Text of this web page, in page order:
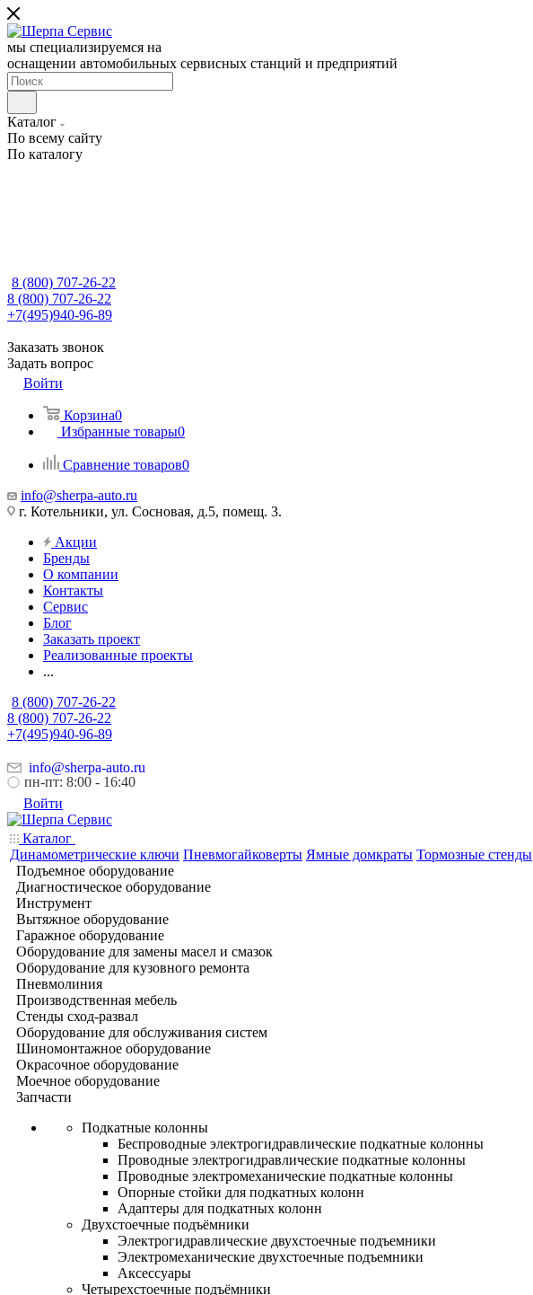
мы специализируемся на
оснащении автомобильных сервисных станций и предприятий
Каталог
По всему сайту
По каталогу
8 (800) 707-26-22
8 (800) 707-26-22
+7(495)940-96-89
Заказать звонок
Задать вопрос
Войти
Корзина0
Избранные товары0
Сравнение товаров0
info@sherpa-auto.ru
г. Котельники, ул. Сосновая, д.5, помещ. 3.
Акции
Бренды
О компании
Контакты
Сервис
Блог
Заказать проект
Реализованные проекты
...
8 (800) 707-26-22
8 (800) 707-26-22
+7(495)940-96-89
info@sherpa-auto.ru
пн-пт: 8:00 - 16:40
Войти
Каталог
Динамометрические ключи Пневмогайковерты Ямные домкраты Тормозные стенды
Подъемное оборудование
Диагностическое оборудование
Инструмент
Вытяжное оборудование
Гаражное оборудование
Оборудование для замены масел и смазок
Оборудование для кузовного ремонта
Пневмолиния
Производственная мебель
Стенды сход-развал
Оборудование для обслуживания систем
Шиномонтажное оборудование
Окрасочное оборудование
Моечное оборудование
Запчасти
Подкатные колонны
Беспроводные электрогидравлические подкатные колонны
Проводные электрогидравлические подкатные колонны
Проводные электромеханические подкатные колонны
Опорные стойки для подкатных колонн
Адаптеры для подкатных колонн
Двухстоечные подъёмники
Электрогидравлические двухстоечные подъемники
Электромеханические двухстоечные подъемники
Аксессуары
Четырехстоечные подъёмники